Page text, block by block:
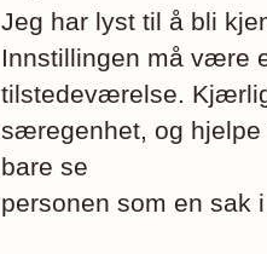
Jeg har lyst til å bli
Innstillingen må være
tilstedeværelse.
særegenhet, og hjelpe
bare se
personen som en sak